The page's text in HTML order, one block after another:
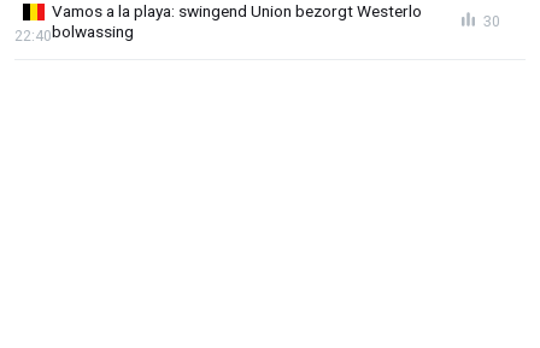
Vamos a la playa: swingend Union bezorgt Westerlo
bolwassing
22:40
30